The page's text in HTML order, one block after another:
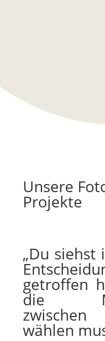
Unsere
Projekte
„Du
getroffen
die
wählen